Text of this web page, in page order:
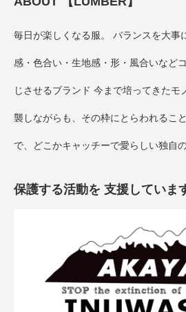
毎日が楽しくなる服。 バランスを大事
感・色合い・生地感・形・風合いなど
じさせるブランド 今まで培ってきたモ
襲しながらも、その枠にとらわれるこ
で、どこかキャッチーで愛らしい独自
保護する活動を 支援していま